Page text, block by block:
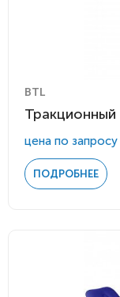
BTL
Тракционный
цена по запросу
ПОДРОБНЕЕ